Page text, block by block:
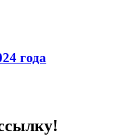
года